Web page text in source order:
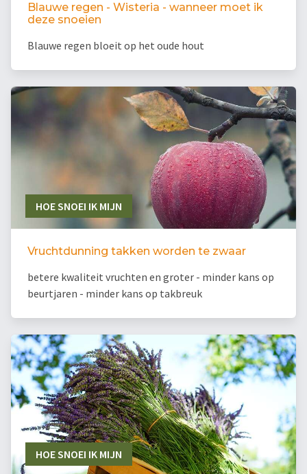
Blauwe regen - Wisteria - wanneer moet ik
deze snoeien
Blauwe regen bloeit op het oude hout
HOE SNOEI IK MIJN
Vruchtdunning takken worden te zwaar
betere kwaliteit vruchten en groter - minder kans op
beurtjaren - minder kans op takbreuk
HOE SNOEI IK MIJN